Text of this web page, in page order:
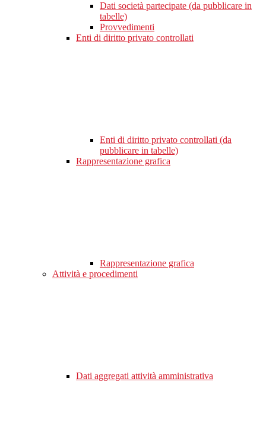
Dati società partecipate (da pubblicare in
tabelle)
Provvedimenti
Enti di diritto privato controllati
Enti di diritto privato controllati (da
pubblicare in tabelle)
Rappresentazione grafica
Rappresentazione grafica
Attività e procedimenti
Dati aggregati attività amministrativa